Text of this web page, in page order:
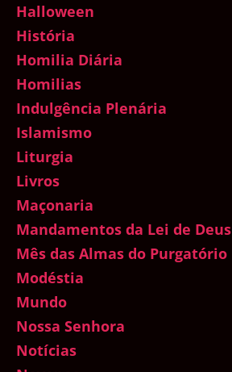
Halloween
História
Homilia Diária
Homilias
Indulgência Plenária
Islamismo
Liturgia
Livros
Maçonaria
Mandamentos da Lei de Deus
Mês das Almas do Purgatório
Modéstia
Mundo
Nossa Senhora
Notícias